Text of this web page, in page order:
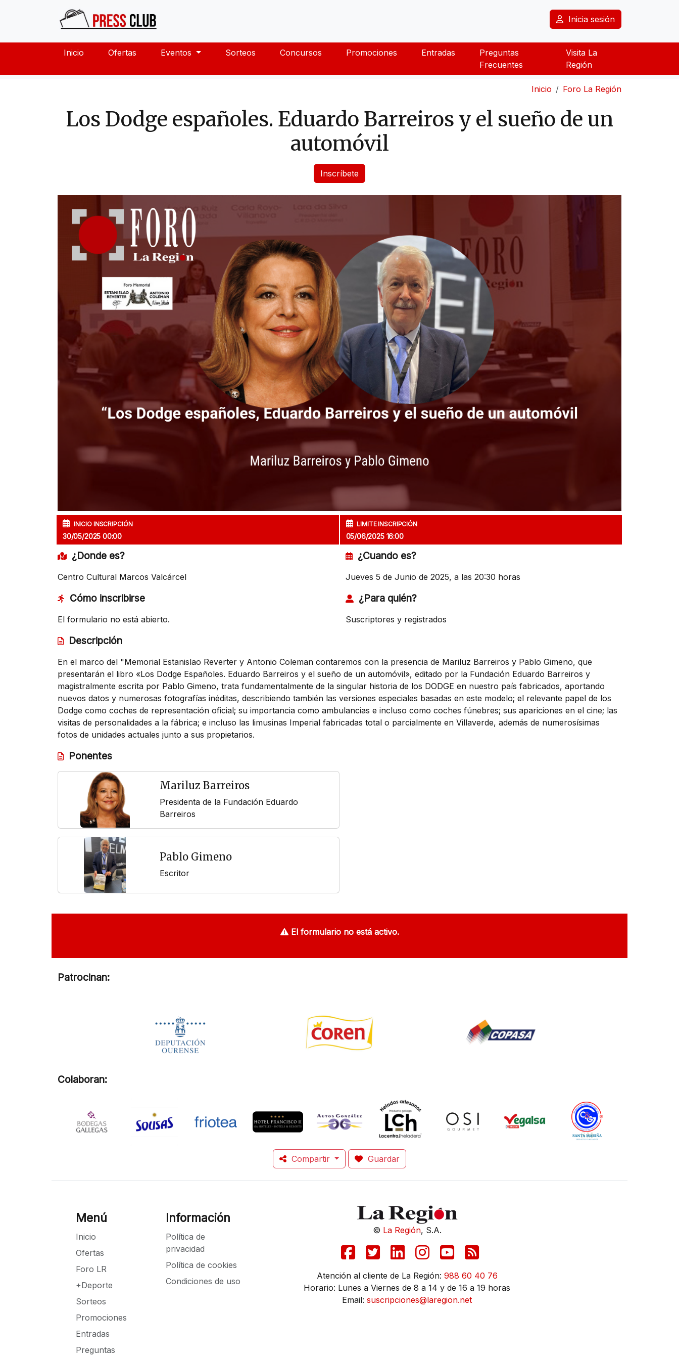
Inicia sesión
Inicio Ofertas Eventos Sorteos Concursos Promociones Entradas
Preguntas
Frecuentes
Visita La
Región
Inicio Foro La Región
Los Dodge españoles. Eduardo Barreiros y el sueño de un
automóvil
Inscríbete
INICIO INSCRIPCIÓN
30/05/2025 00:00
LIMITE INSCRIPCIÓN
05/06/2025 16:00
¿Donde es?
Centro Cultural Marcos Valcárcel
¿Cuando es?
Jueves 5 de Junio de 2025, a las 20:30 horas
Cómo inscribirse
El formulario no está abierto.
¿Para quién?
Suscriptores y registrados
Descripción
En el marco del "Memorial Estanislao Reverter y Antonio Coleman contaremos con la presencia de Mariluz Barreiros y Pablo Gimeno, que
presentarán el libro «Los Dodge Españoles. Eduardo Barreiros y el sueño de un automóvil», editado por la Fundación Eduardo Barreiros y
magistralmente escrita por Pablo Gimeno, trata fundamentalmente de la singular historia de los DODGE en nuestro país fabricados, aportando
nuevos datos y numerosas fotografías inéditas, describiendo también las versiones especiales basadas en este modelo; el relevante papel de los
Dodge como coches de representación oficial; su importancia como ambulancias e incluso como coches fúnebres; sus apariciones en el cine; las
visitas de personalidades a la fábrica; e incluso las limusinas Imperial fabricadas total o parcialmente en Villaverde, además de numerosísimas
fotos de unidades actuales junto a sus propietarios.
Ponentes
Mariluz Barreiros
Presidenta de la Fundación Eduardo
Barreiros
Pablo Gimeno
Escritor
El formulario no está activo.
Patrocinan:
Colaboran:
Compartir Guardar
Menú
Inicio
Ofertas
Foro LR
+Deporte
Sorteos
Promociones
Entradas
Preguntas
Información
Política de
privacidad
Política de cookies
Condiciones de uso
© La Región, S.A.
Atención al cliente de La Región: 988 60 40 76
Horario: Lunes a Viernes de 8 a 14 y de 16 a 19 horas
Email: suscripciones@laregion.net